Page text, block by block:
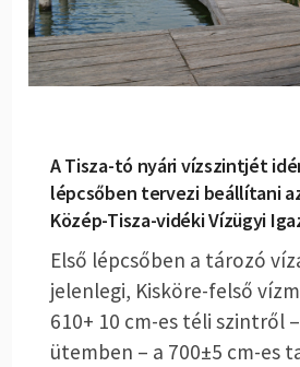
A Tisza-tó nyári vízszintjét
lépcsőben tervezi beállítani
Közép-Tisza-vidéki Vízügyi
Első lépcsőben a tározó
jelenlegi, Kisköre-felső
610+ 10 cm-es téli szintről
ütemben – a 700±5 cm-es